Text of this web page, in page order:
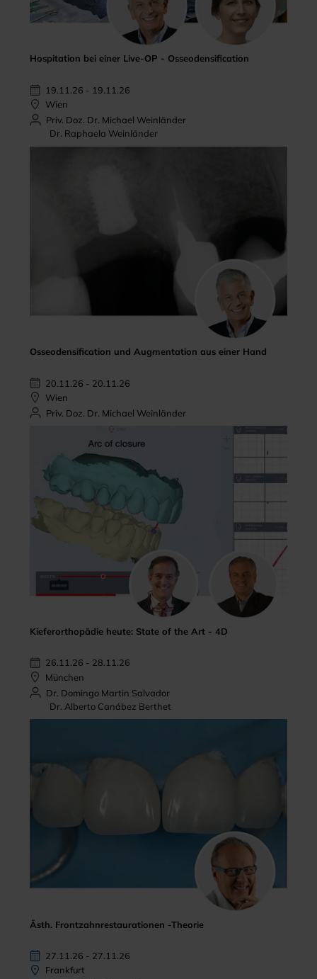
Hospitation bei einer Live-OP - Osseodensification
19.11.26 - 19.11.26
Wien
Priv. Doz. Dr. Michael Weinländer
Dr. Raphaela Weinländer
Osseodensification und Augmentation aus einer Hand
20.11.26 - 20.11.26
Wien
Priv. Doz. Dr. Michael Weinländer
Kieferorthopädie heute: State of the Art - 4D
26.11.26 - 28.11.26
München
Dr. Domingo Martin Salvador
Dr. Alberto Canábez Berthet
Ästh. Frontzahnrestaurationen -Theorie
27.11.26 - 27.11.26
Frankfurt